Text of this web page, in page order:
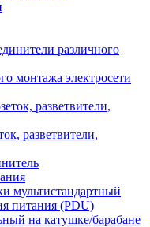
различного
монтажа электросети
разветвители,
мультистандартный
питания (PDU)
на катушке/барабане